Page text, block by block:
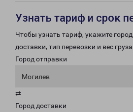
Узнать тариф и срок
Чтобы узнать тариф, укажите
доставки, тип перевозки и вес груза.
Город отправки
Могилев
⇄
Город доставки